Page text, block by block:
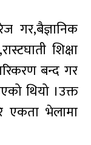
गर,बैज्ञानिक
शिक्षा
बन्द गर
थियो ।उक्त
एकता भेलामा